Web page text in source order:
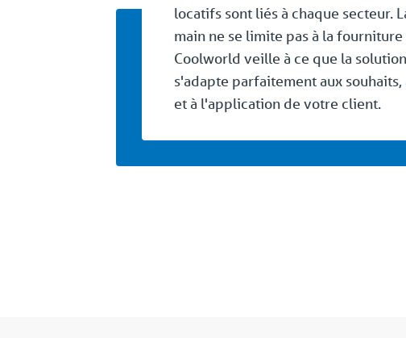
locatifs sont liés à chaque secteur.
main ne se limite pas à la
Coolworld veille à ce que la
s'adapte parfaitement aux
et à l'application de votre client.